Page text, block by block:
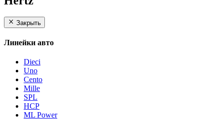
Закрыть
Линейки авто
Dieci
Uno
Cento
Mille
SPL
HCP
ML Power